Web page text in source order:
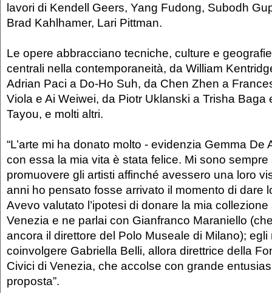
lavori di Kendell Geers, Yang Fudong, Subodh
Brad Kahlhamer, Lari Pittman.
Le opere abbracciano tecniche, culture e
centrali nella contemporaneità, da William
Adrian Paci a Do-Ho Suh, da Chen Zhen a
Viola e Ai Weiwei, da Piotr Uklanski a Trisha Baga
Tayou, e molti altri.
“L’arte mi ha donato molto - evidenzia Gemma De
con essa la mia vita è stata felice. Mi sono
promuovere gli artisti affinché avessero una loro
anni ho pensato fosse arrivato il momento di dare
Avevo valutato l’ipotesi di donare la mia
Venezia e ne parlai con Gianfranco Maraniello
ancora il direttore del Polo Museale di Milano); egli
coinvolgere Gabriella Belli, allora direttrice della
Civici di Venezia, che accolse con grande
proposta”.